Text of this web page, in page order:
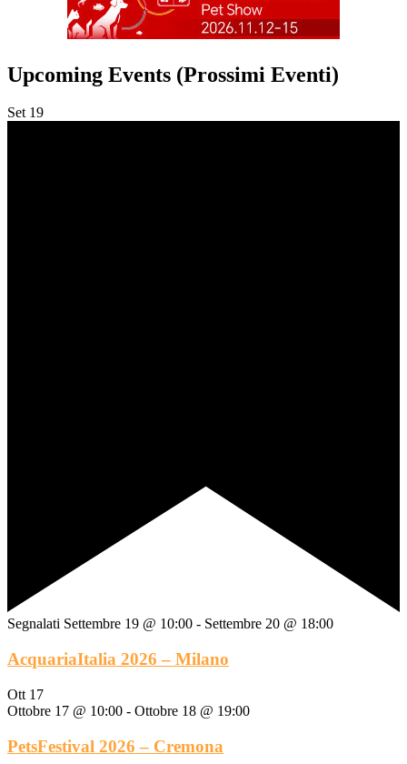
Upcoming Events (Prossimi Eventi)
Set 19
Segnalati Settembre 19 @ 10:00 - Settembre 20 @ 18:00
AcquariaItalia 2026 – Milano
Ott 17
Ottobre 17 @ 10:00 - Ottobre 18 @ 19:00
PetsFestival 2026 – Cremona